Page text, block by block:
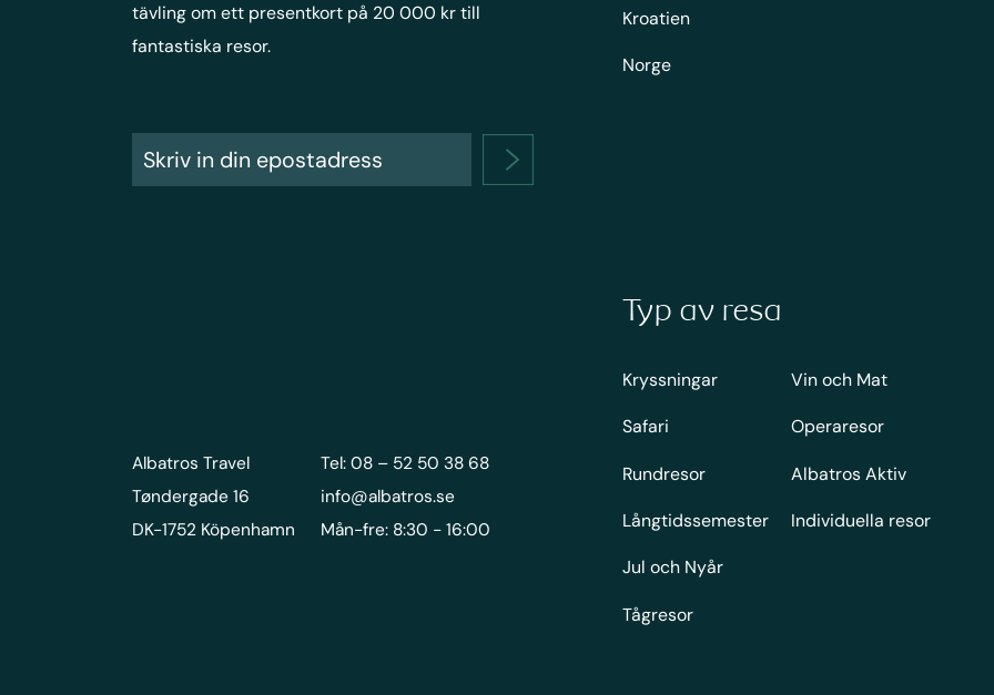
tävling om ett presentkort på 20 000 kr till
fantastiska resor.
Kroatien
Norge
Albatros Travel
Tøndergade 16
DK-1752 Köpenhamn
Tel: 08 – 52 50 38 68
info@albatros.se
Mån-fre: 8:30 - 16:00
Typ av resa
Kryssningar
Safari
Rundresor
Långtidssemester
Jul och Nyår
Tågresor
Vin och Mat
Operaresor
Albatros Aktiv
Individuella resor